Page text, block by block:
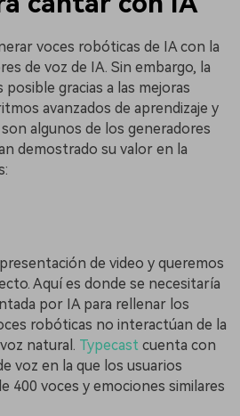
voces robóticas de IA con la
de voz de IA. Sin embargo, la
gracias a las mejoras
avanzados de aprendizaje y
algunos de los generadores
demostrado su valor en la
de video y queremos
Aquí es donde se necesitaría
por IA para rellenar los
robóticas no interactúan de la
natural. Typecast cuenta con
voz en la que los usuarios
400 voces y emociones similares